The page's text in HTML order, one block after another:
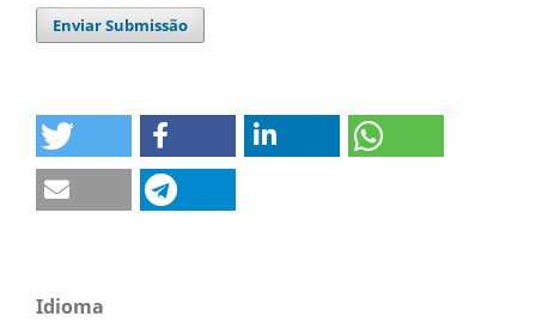
Enviar Submissão
Idioma